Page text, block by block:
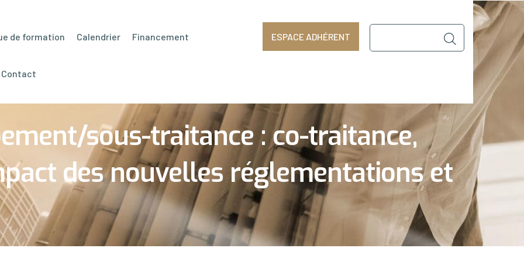
sous-traitance : co-traitance,
des nouvelles réglementations et
de formation Calendrier Financement
Contact
ESPACE ADHÉRENT
dans